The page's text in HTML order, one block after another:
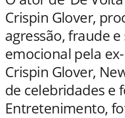
Crispin Glover,
agressão, fraude
emocional pela
Crispin Glover,
de celebridades e
Entretenimento,